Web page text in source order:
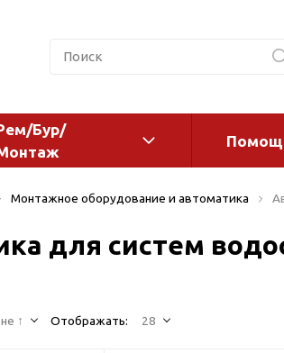
Бур/
Монтажное оборудование и автоматика
для систем
↑ Отображать: 28